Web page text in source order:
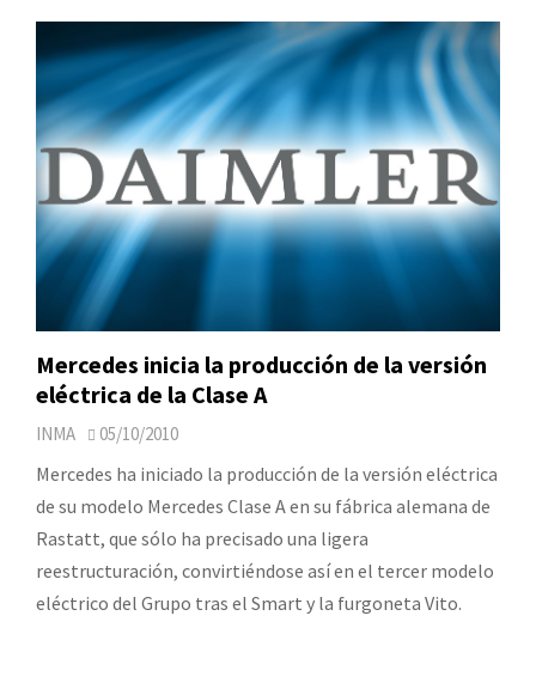
Mercedes inicia la producción de la versión
eléctrica de la Clase A
INMA 05/10/2010
Mercedes ha iniciado la producción de la versión eléctrica
de su modelo Mercedes Clase A en su fábrica alemana de
Rastatt, que sólo ha precisado una ligera
reestructuración, convirtiéndose así en el tercer modelo
eléctrico del Grupo tras el Smart y la furgoneta Vito.